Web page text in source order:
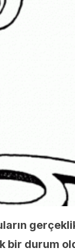
bir durum